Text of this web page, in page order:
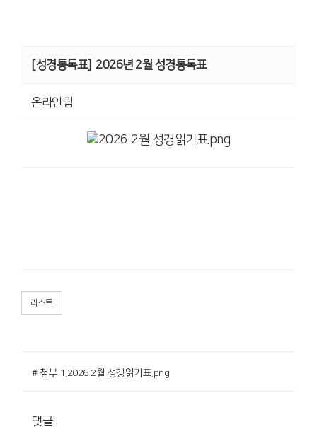
[성경통독표] 2026년 2월 성경통독표
온라인팀
리스트
# 첨부 1.2026 2월 성경읽기표.png
댓글